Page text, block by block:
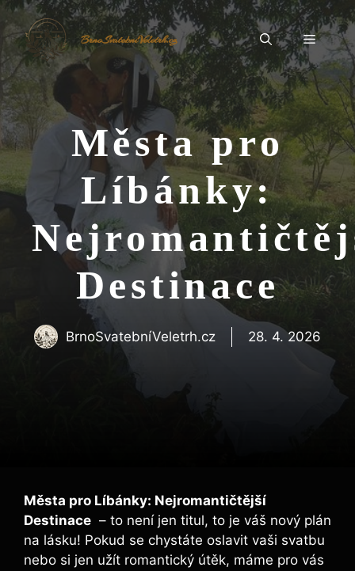
Přeskočit
na
obsah
BrnoSvatebníVeletrh.cz Menu
Města pro
Líbánky:
Destinace
BrnoSvatebníVeletrh.cz 28. 4. 2026
Města pro Líbánky: Nejromantičtější
Destinace ⁤ – to není jen titul, to ⁣je váš nový plán
na lásku! Pokud se chystáte oslavit vaši svatbu
⁣nebo si jen užít romantický‌ útěk, máme pro vás